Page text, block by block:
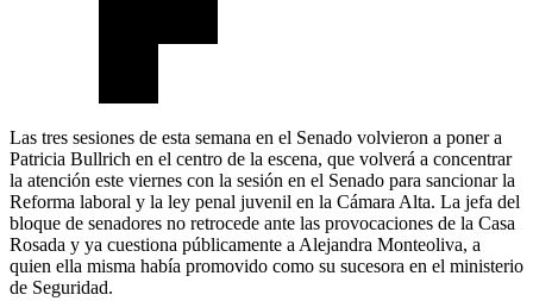
Las tres sesiones de esta semana en el Senado volvieron a poner a
Patricia Bullrich en el centro de la escena, que volverá a concentrar
la atención este viernes con la sesión en el Senado para sancionar la
Reforma laboral y la ley penal juvenil en la Cámara Alta. La jefa del
bloque de senadores no retrocede ante las provocaciones de la Casa
Rosada y ya cuestiona públicamente a Alejandra Monteoliva, a
quien ella misma había promovido como su sucesora en el ministerio
de Seguridad.